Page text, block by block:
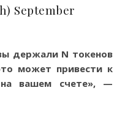
September
держали N токенов
может привести к
вашем счете», —